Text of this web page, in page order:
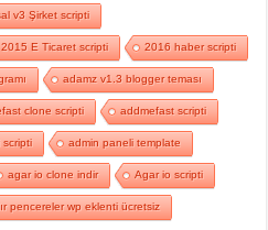
v3 Şirket scripti
2015 E Ticaret scripti 2016 haber scripti
adamz v1.3 blogger teması
clone scripti addmefast scripti
scripti admin paneli template
agar io clone indir Agar io scripti
pencereler wp eklenti ücretsiz